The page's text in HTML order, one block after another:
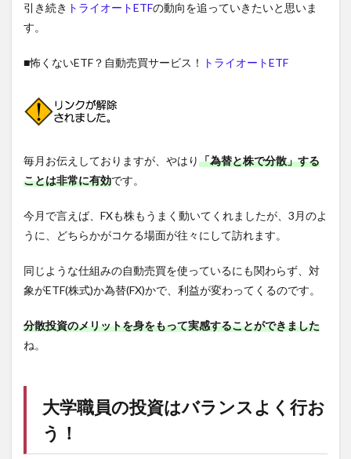
引き続き トライオートETFの動向を追っていきたいと思いま
す。
■怖くないETF？自動売買サービス！ トライオートETF
毎月お伝えしておりますが、やはり「為替と株で分散」する
ことは非常に有効です。
今月で言えば、FXも株もうまく動いてくれましたが、3月のよ
うに、どちらかがコケる場面が往々にして訪れます。
同じような仕組みの自動売買を使っているにも関わらず、対
象がETF(株式)か為替(FX)かで、利益が変わってくるのです。
分散投資のメリットを身をもって実感することができました
ね。
大学職員の投資はバランスよく行お
う！